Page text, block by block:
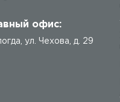
офис:
ул. Чехова, д. 29